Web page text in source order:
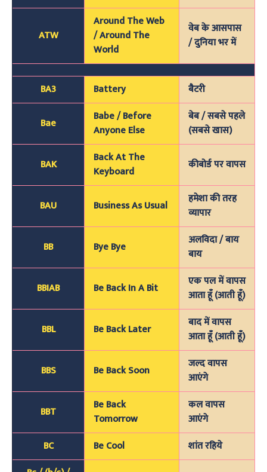
ATW
Around The Web
/ Around The
World
वेब के आसपास
/ दुनिया भर में
BA3 Battery बैटरी
Bae
Babe / Before
Anyone Else
बेब / सबसे पहले
(सबसे खास)
BAK
Back At The
Keyboard
कीबोर्ड पर वापस
BAU Business As Usual
हमेशा की तरह
व्यापार
BB Bye Bye
अलविदा / बाय
बाय
BBIAB Be Back In A Bit
एक पल में वापस
आता हूँ (आती हूँ)
BBL Be Back Later
बाद में वापस
आता हूँ (आती हूँ)
BBS Be Back Soon
जल्द वापस
आएंगे
BBT
Be Back
Tomorrow
कल वापस
आएंगे
BC
Be Cool
शांत रहिये